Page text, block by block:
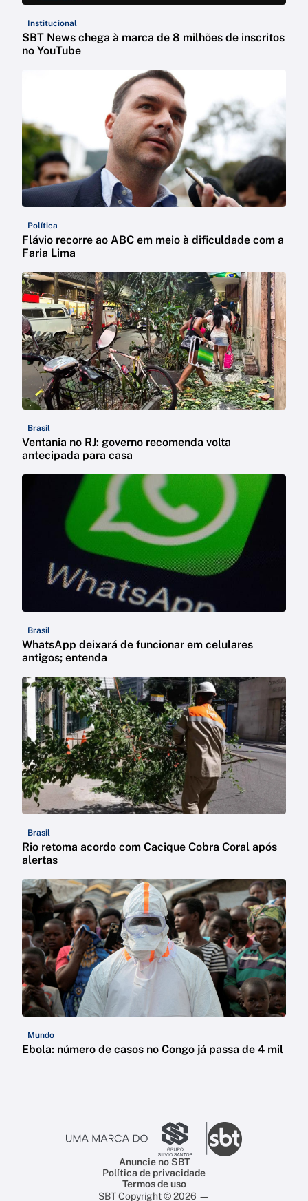
Institucional
SBT News chega à marca de 8 milhões de inscritos
no YouTube
Política
Flávio recorre ao ABC em meio à dificuldade com a
Faria Lima
Brasil
Ventania no RJ: governo recomenda volta
antecipada para casa
Brasil
WhatsApp deixará de funcionar em celulares
antigos; entenda
Brasil
Rio retoma acordo com Cacique Cobra Coral após
alertas
Mundo
Ebola: número de casos no Congo já passa de 4 mil
Anuncie no SBT
Política de privacidade
Termos de uso
SBT Copyright © 2026 —